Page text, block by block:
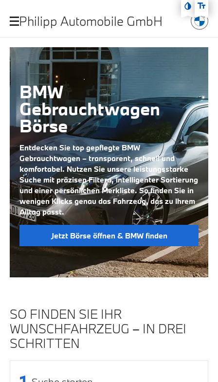
Zum Hauptmenü
Zum Inhalt
Philipp Automobile GmbH
BMW
Gebrauchtwagen
Börse
Entdecken Sie top gepflegte BMW
Gebrauchtwagen – transparent, schnell und
komfortabel. Nutzen Sie unsere leistungsstarke
Suche mit präzisen Filtern, intelligenter Sortierung
und einer persönlichen Merkliste. So finden Sie in
wenigen Klicks genau das Fahrzeug, das zu Ihrem
Alltag passt.
Jetzt Börse öffnen & BMW finden
SO FINDEN SIE IHR
WUNSCHFAHRZEUG – IN DREI
SCHRITTEN